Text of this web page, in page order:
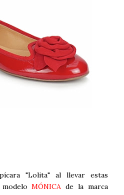
"Lolita" al llevar estas
MÓNICA de la marca